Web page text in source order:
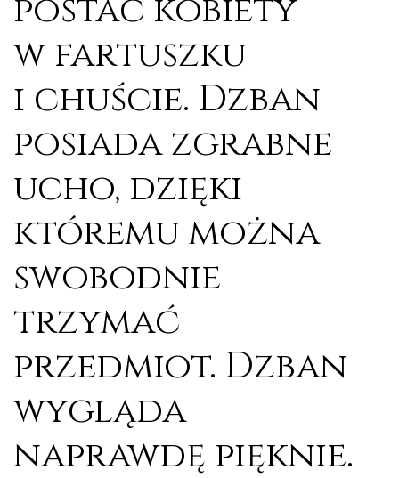
postać kobiety
w fartuszku
i chuście. Dzban
posiada zgrabne
ucho, dzięki
któremu można
swobodnie
trzymać
przedmiot. Dzban
wygląda
naprawdę pięknie.